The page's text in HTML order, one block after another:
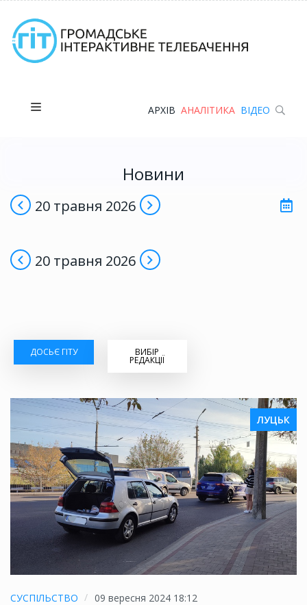
АРХІВ АНАЛІТИКА ВІДЕО
ДОСЬЄ ГІТУ ВИБІР
РЕДАКЦІЇ
ЛУЦЬК
СУСПІЛЬСТВО
09 вересня 2024 18:12
20 травня 2026
Новини
20 травня 2026